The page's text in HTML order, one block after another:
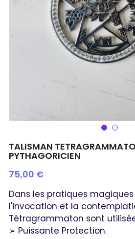
TALISMAN
PYTHAGORICIEN
75,00 €
Dans les pratiques
l'invocation et la
Tétragrammaton sont
➢ Puissante Protection.